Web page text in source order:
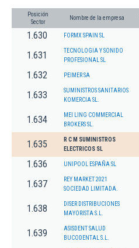
Posición
Sector
Nombre de la empresa
1.630 FORMX SPAIN SL
1.631
TECNOLOGIA Y SONIDO
PROFESIONAL SL
1.632 PEIMER SA
1.633
SUMINISTROS SANITARIOS
KOMERCIA SL.
1.634
MEI LING COMMERCIAL
BROKERS SL.
1.635
R C M SUMINISTROS
ELECTRICOS SL
1.636 UNIPOOL ESPAÑA SL
1.637
REY MARKET 2021
SOCIEDAD LIMITADA.
1.638
DISER DISTRIBUCIONES
MAYORISTA S.L.
1.639
ASISDENT SALUD
BUCODENTAL S.L.